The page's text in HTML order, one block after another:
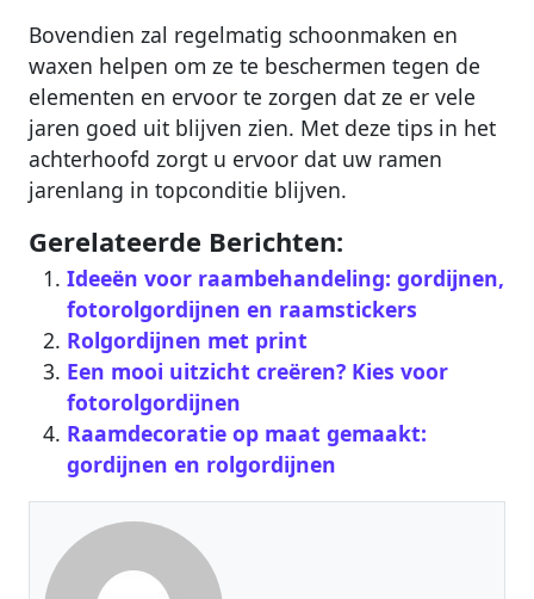
Bovendien zal regelmatig schoonmaken en
waxen helpen om ze te beschermen tegen de
elementen en ervoor te zorgen dat ze er vele
jaren goed uit blijven zien. Met deze tips in het
achterhoofd zorgt u ervoor dat uw ramen
jarenlang in topconditie blijven.
Gerelateerde Berichten:
Ideeën voor raambehandeling: gordijnen,
fotorolgordijnen en raamstickers
Rolgordijnen met print
Een mooi uitzicht creëren? Kies voor
fotorolgordijnen
Raamdecoratie op maat gemaakt:
gordijnen en rolgordijnen